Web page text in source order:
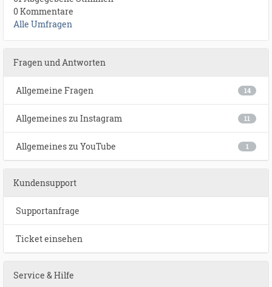
0 Kommentare
Alle Umfragen
Fragen und Antworten
14
Allgemeine Fragen
11
Allgemeines zu Instagram
1
Allgemeines zu YouTube
Kundensupport
Supportanfrage
Ticket einsehen
Service & Hilfe